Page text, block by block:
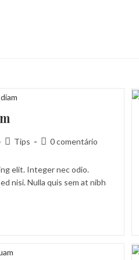
Categoria
post:
Tips
Comentários
0 comentário
elit. Integer nec odio.
nisi. Nulla quis sem at nibh